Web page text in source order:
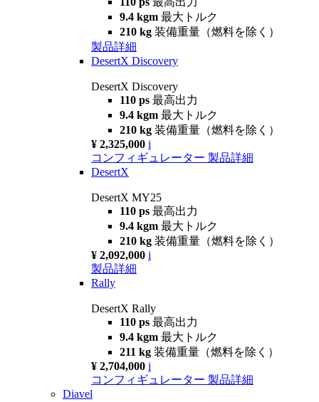
9.4 kgm 最大トルク
210 kg 装備重量（燃料を除く）
製品詳細
DesertX Discovery
DesertX Discovery
110 ps 最高出力
9.4 kgm 最大トルク
210 kg 装備重量（燃料を除く）
¥ 2,325,000 i
コンフィギュレーター 製品詳細
DesertX
DesertX MY25
110 ps 最高出力
9.4 kgm 最大トルク
210 kg 装備重量（燃料を除く）
¥ 2,092,000 i
製品詳細
Rally
DesertX Rally
110 ps 最高出力
9.4 kgm 最大トルク
211 kg 装備重量（燃料を除く）
¥ 2,704,000 i
コンフィギュレーター 製品詳細
Diavel